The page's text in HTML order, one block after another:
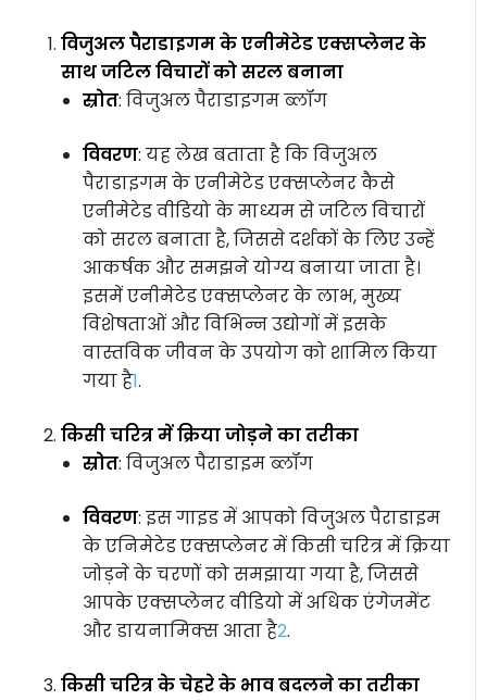
विजुअल पैराडाइगम के एनीमेटेड एक्सप्लेनर के
साथ जटिल विचारों को सरल बनाना
स्रोत: विजुअल पैराडाइगम ब्लॉग
विवरण: यह लेख बताता है कि विजुअल
पैराडाइगम के एनीमेटेड एक्सप्लेनर कैसे
एनीमेटेड वीडियो के माध्यम से जटिल विचारों
को सरल बनाता है, जिससे दर्शकों के लिए उन्हें
आकर्षक और समझने योग्य बनाया जाता है।
इसमें एनीमेटेड एक्सप्लेनर के लाभ, मुख्य
विशेषताओं और विभिन्न उद्योगों में इसके
वास्तविक जीवन के उपयोग को शामिल किया
गया है1.
किसी चरित्र में क्रिया जोड़ने का तरीका
स्रोत: विजुअल पैराडाइम ब्लॉग
विवरण: इस गाइड में आपको विजुअल पैराडाइम
के एनिमेटेड एक्सप्लेनर में किसी चरित्र में क्रिया
जोड़ने के चरणों को समझाया गया है, जिससे
आपके एक्सप्लेनर वीडियो में अधिक एंगेजमेंट
और डायनामिक्स आता है2.
किसी चरित्र के चेहरे के भाव बदलने का तरीका